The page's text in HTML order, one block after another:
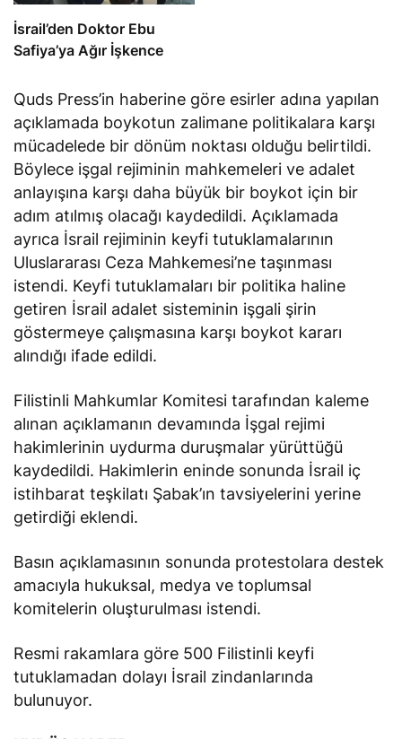
İsrail’den Doktor Ebu
Safiya’ya Ağır İşkence
Quds Press’in haberine göre esirler adına yapılan
açıklamada boykotun zalimane politikalara karşı
mücadelede bir dönüm noktası olduğu belirtildi.
Böylece işgal rejiminin mahkemeleri ve adalet
anlayışına karşı daha büyük bir boykot için bir
adım atılmış olacağı kaydedildi. Açıklamada
ayrıca İsrail rejiminin keyfi tutuklamalarının
Uluslararası Ceza Mahkemesi’ne taşınması
istendi. Keyfi tutuklamaları bir politika haline
getiren İsrail adalet sisteminin işgali şirin
göstermeye çalışmasına karşı boykot kararı
alındığı ifade edildi.
Filistinli Mahkumlar Komitesi tarafından kaleme
alınan açıklamanın devamında İşgal rejimi
hakimlerinin uydurma duruşmalar yürüttüğü
kaydedildi. Hakimlerin eninde sonunda İsrail iç
istihbarat teşkilatı Şabak’ın tavsiyelerini yerine
getirdiği eklendi.
Basın açıklamasının sonunda protestolara destek
amacıyla hukuksal, medya ve toplumsal
komitelerin oluşturulması istendi.
Resmi rakamlara göre 500 Filistinli keyfi
tutuklamadan dolayı İsrail zindanlarında
bulunuyor.